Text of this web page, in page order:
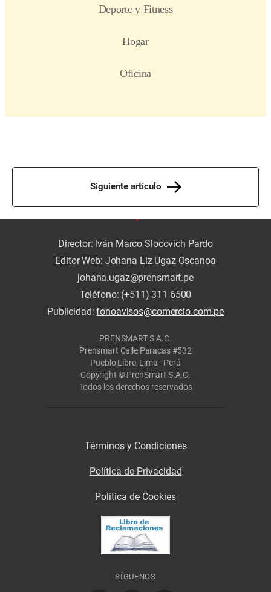
Siguiente artículo
Director: Iván Marco Slocovich Pardo
Editor Web: Johana Liz Ugaz Oscanoa
johana.ugaz@prensmart.pe
Teléfono: (+511) 311 6500
Publicidad:fonoavisos@comercio.com.pe
PRENSMART S.A.C.
Prensmart Calle Paracas #532
Pueblo Libre, Lima - Perú
Copyright © PrenSmart S.A.C.
Todos los derechos reservados
Términos y Condiciones
Política de Privacidad
Politica de Cookies
SÍGUENOS